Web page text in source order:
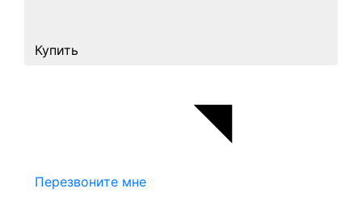
Купить
Перезвоните мне